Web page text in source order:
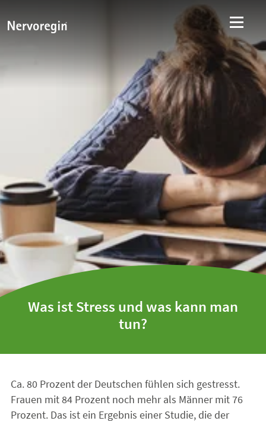
Was ist Stress und was kann man
tun?
Ca. 80 Prozent der Deutschen fühlen sich gestresst.
Frauen mit 84 Prozent noch mehr als Männer mit 76
Prozent. Das ist ein Ergebnis einer Studie, die der